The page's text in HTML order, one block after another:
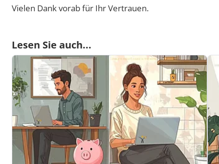
Vielen Dank vorab für Ihr Vertrauen.
Lesen Sie auch...